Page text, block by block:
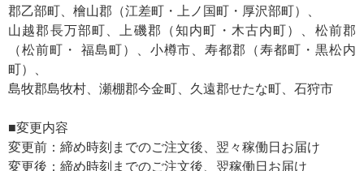
郡乙部町、檜山郡（江差町・上ノ国町・厚沢部町）、
山越郡長万部町、上磯郡（知内町・木古内町）、松前郡
（松前町・ 福島町）、小樽市、寿都郡（寿都町・黒松内
町）、
島牧郡島牧村、瀬棚郡今金町、久遠郡せたな町、石狩市
■変更内容
変更前：締め時刻までのご注文後、翌々稼働日お届け
変更後：締め時刻までのご注文後、翌稼働日お届け